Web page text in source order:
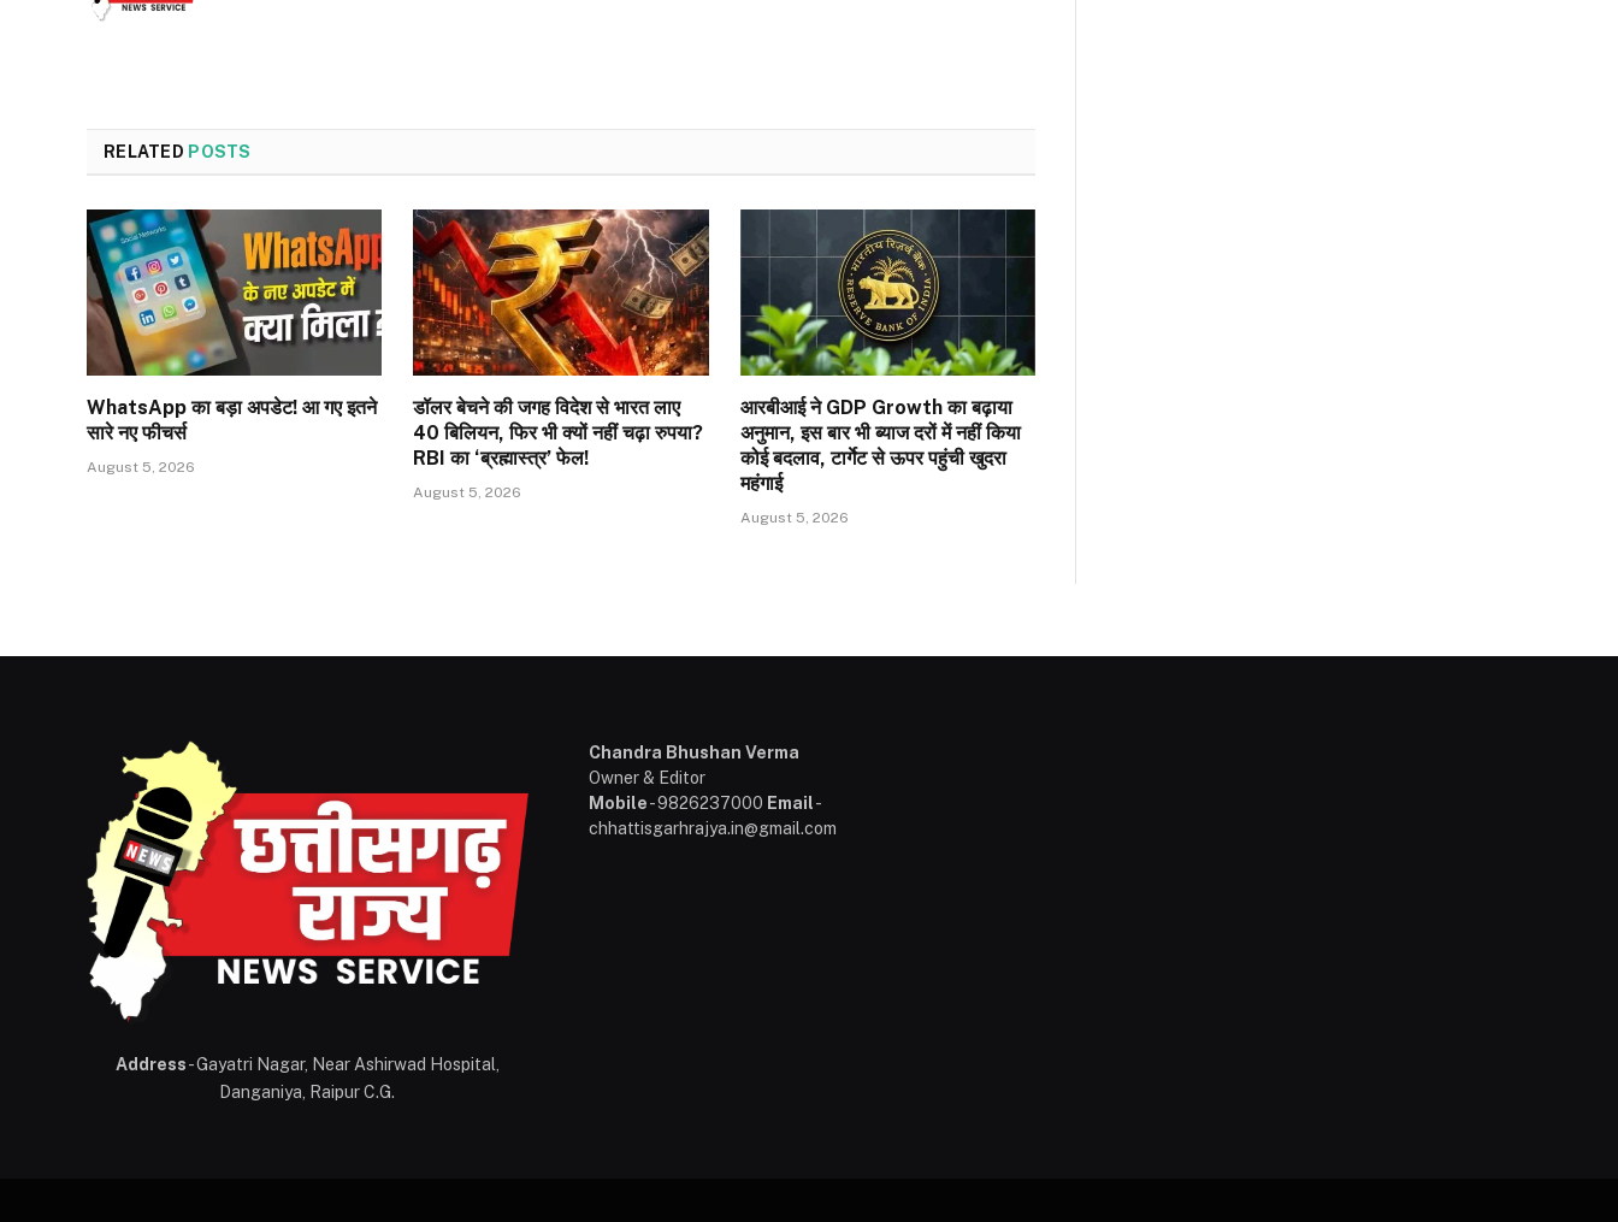
RELATED POSTS
WhatsApp का बड़ा अपडेट! आ गए इतने
सारे नए फीचर्स
August 5, 2026
डॉलर बेचने की जगह विदेश से भारत लाए
40 बिलियन, फिर भी क्यों नहीं चढ़ा रुपया?
RBI का ‘ब्रह्मास्त्र’ फेल!
August 5, 2026
आरबीआई ने GDP Growth का बढ़ाया
अनुमान, इस बार भी ब्याज दरों में नहीं किया
कोई बदलाव, टार्गेट से ऊपर पहुंची खुदरा
महंगाई
August 5, 2026
Address- Gayatri Nagar, Near Ashirwad Hospital,
Danganiya, Raipur C.G.
Chandra Bhushan Verma
Owner & Editor
Mobile- 9826237000 Email-
chhattisgarhrajya.in@gmail.com